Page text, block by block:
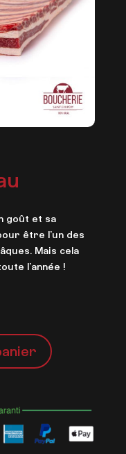
goût et sa
être l’un des
Mais cela
l’année !